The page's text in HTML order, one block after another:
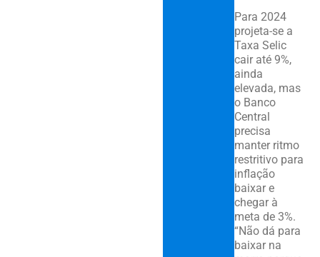
Para 2024
projeta-se a
Taxa Selic
cair até 9%,
ainda
elevada, mas
o Banco
Central
precisa
manter ritmo
restritivo para
inflação
baixar e
chegar à
meta de 3%.
“Não dá para
baixar na